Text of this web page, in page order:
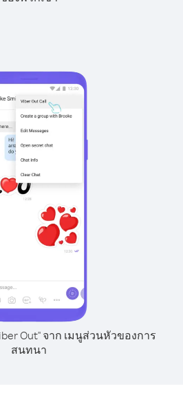
Out" จาก เมนูส่วนหัวของการ
สนทนา